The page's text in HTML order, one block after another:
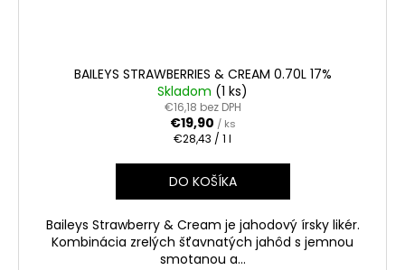
BAILEYS STRAWBERRIES & CREAM 0.70L 17%
Skladom (1 ks)
€16,18 bez DPH
€19,90 / ks
Jednotková
€28,43 / 1 l
DO KOŠÍKA
Baileys Strawberry & Cream je jahodový írsky likér.
Kombinácia zrelých šťavnatých jahôd s jemnou
smotanou a...